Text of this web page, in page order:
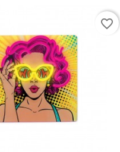
favorite_border